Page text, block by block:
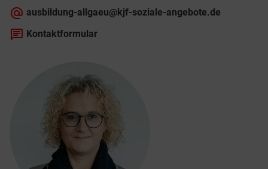
alternate_email ausbildung-allgaeu@kjf-soziale-angebote.de
chat Kontaktformular